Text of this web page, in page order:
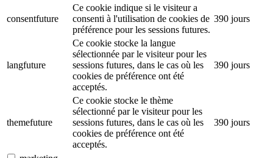
consentfuture
Ce cookie indique si le visiteur a
consenti à l'utilisation de cookies de
préférence pour les sessions futures.
390 jours
langfuture
Ce cookie stocke la langue
sélectionnée par le visiteur pour les
sessions futures, dans le cas où les
cookies de préférence ont été
acceptés.
390 jours
themefuture
Ce cookie stocke le thème
sélectionné par le visiteur pour les
sessions futures, dans le cas où les
cookies de préférence ont été
acceptés.
390 jours